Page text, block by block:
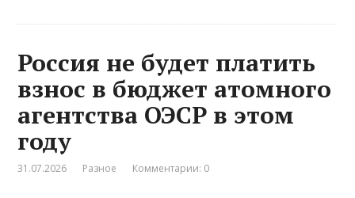
Россия не будет платить
взнос в бюджет атомного
агентства ОЭСР в этом
году
31.07.2026 Разное Комментарии: 0